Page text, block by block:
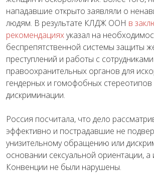
нападавшие открыто заявляли о
людям. В результате КЛДЖ ООН в
рекомендацияхуказал на
беспрепятственной системы защиты
преступлений и работы с сотрудниками
правоохранительных органов для
гендерных и гомофобных стереотипов
дискриминации.
Россия посчитала, что дело
эффективно и пострадавшие не
унизительному обращению или
основании сексуальной ориентации, а
Конвенции не были нарушены.